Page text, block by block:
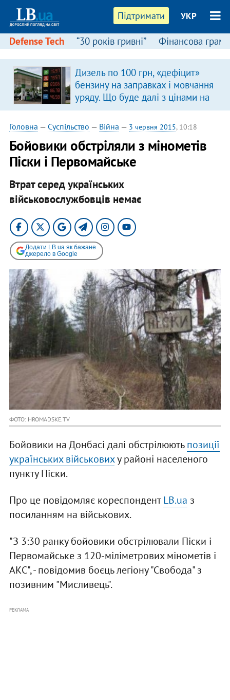
Підтримати УКР
Defense Tech “30 років гривні” Фінансова
Дизель по 100 грн, «дефіцит»
бензину на заправках і мовчання
уряду. Що буде далі з цінами на
пальне?
Головна — Суспільство — Війна — 3 червня 2015, 10:18
Бойовики обстріляли з мінометів
Піски і Первомайське
Втрат серед українських
військовослужбовців немає
Додати LB.ua як бажане
джерело в Google
ФОТО: HROMADSKE.TV
Бойовики на Донбасі далі обстрілюютьпозиції
українських військовиху районі населеного
пункту Піски.
Про це повідомляє кореспондентLB.ua з
посиланням на військових.
"З 3:30 ранку бойовики обстрілювали Піски і
Первомайське з 120-міліметрових мінометів і
АКС", - повідомив боєць легіону "Свобода" з
позивним "Мисливець".
РЕКЛАМА